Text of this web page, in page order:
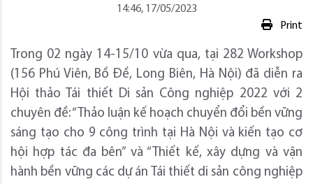
14:46, 17/05/2023
Print
Trong 02 ngày 14-15/10 vừa qua, tại 282 Workshop
(156 Phú Viên, Bồ Đề, Long Biên, Hà Nội) đã diễn ra
Hội thảo Tái thiết Di sản Công nghiệp 2022 với 2
chuyên đề: “Thảo luận kế hoạch chuyển đổi bền vững
sáng tạo cho 9 công trình tại Hà Nội và kiến tạo cơ
hội hợp tác đa bên” và “Thiết kế, xây dựng và vận
hành bền vững các dự án Tái thiết di sản công nghiệp